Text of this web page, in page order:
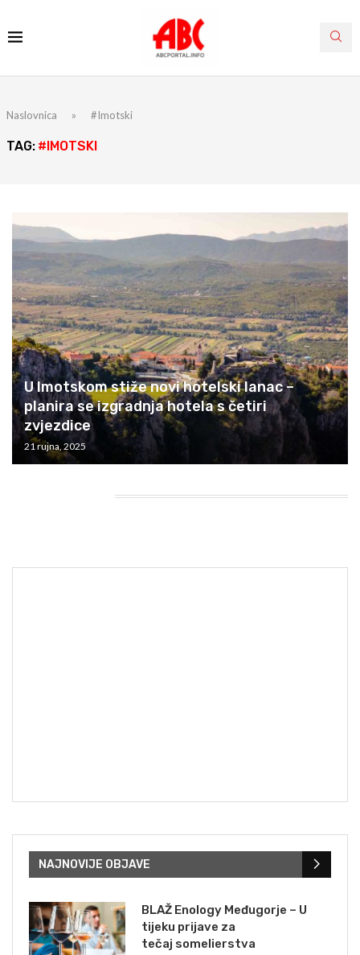
Naslovnica » #Imotski
TAG: #IMOTSKI
U Imotskom stiže novi hotelski lanac –
planira se izgradnja hotela s četiri
zvjezdice
21 rujna, 2025
NAJNOVIJE OBJAVE
BLAŽ Enology Međugorje – U
tijeku prijave za
tečaj somelierstva